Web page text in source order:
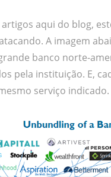
aqui do blog,
A imagem
banco norte-
pela instituição. E,
serviço indicado.